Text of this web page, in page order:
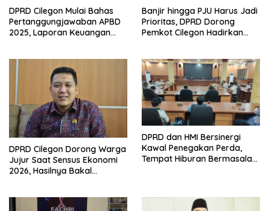
DPRD Cilegon Mulai Bahas
Pertanggungjawaban APBD
2025, Laporan Keuangan
Banjir hingga PJU Harus Jadi
Prioritas, DPRD Dorong
Pemkot Cilegon Hadirkan
DPRD Cilegon Dorong Warga
Jujur Saat Sensus Ekonomi
2026, Hasilnya Bakal
DPRD dan HMI Bersinergi
Kawal Penegakan Perda,
Tempat Hiburan Bermasalah